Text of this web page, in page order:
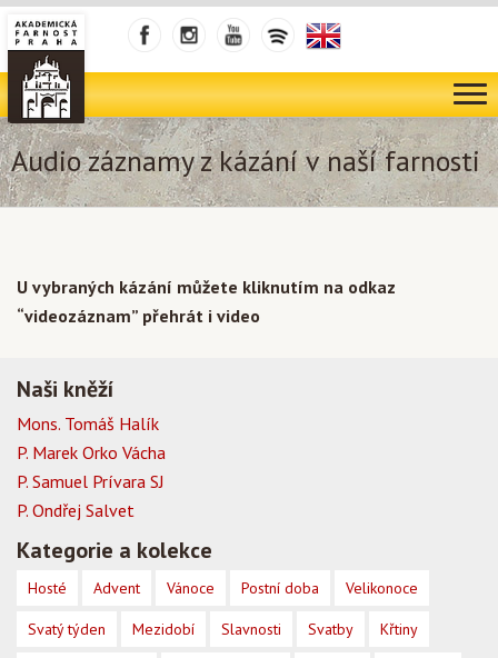
Audio záznamy z kázání v naší farnosti
U vybraných kázání můžete kliknutím na odkaz
“videozáznam” přehrát i video
Naši kněží
Mons. Tomáš Halík
P. Marek Orko Vácha
P. Samuel Prívara SJ
P. Ondřej Salvet
Kategorie a kolekce
Hosté Advent Vánoce Postní doba Velikonoce
Svatý týden Mezidobí Slavnosti Svatby Křtiny